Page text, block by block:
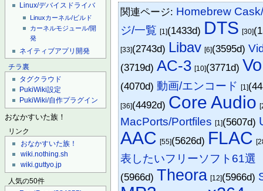
Linux/デバイスドライバ
Linuxカーネル/ビルド
カーネルモジュール/開
発
ネイティブアプリ開発
チラ裏
タグクラウド
PukiWiki設定
PukiWiki/自作プラグイン
おなかすいた族！
リンク
おなかすいた族！
wiki.nothing.sh
wiki.guttyo.jp
人気の50件
関連ページ: Homebrew
ジ/一覧 [1](1433d) DTS [30]
[33](2743d) Libav [6](3595d)
(3719d)AC-3 [10](3771d)
(4070d)動画/エンコード [1]
[36](4492d) Core Audio
MacPorts/Portfiles [1](5607d)
AAC [55](5626d) FLAC
表したいフリーソフト61選
(5966d) Theora [12](5966d)